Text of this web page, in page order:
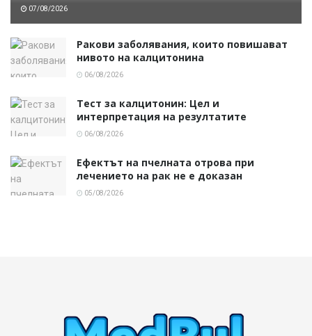
07/08/2026
Ракови заболявания, които повишават
нивото на калцитонина
06/08/2026
Тест за калцитонин: Цел и
интерпретация на резултатите
06/08/2026
Ефектът на пчелната отрова при
лечението на рак не е доказан
05/08/2026